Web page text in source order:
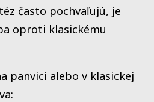
často pochvaľujú, je
oproti klasickému
panvici alebo v klasickej